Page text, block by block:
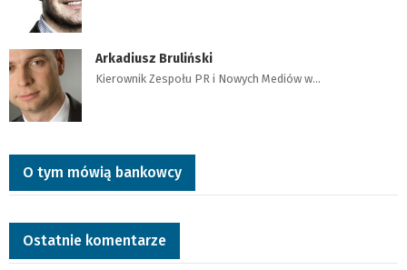
Arkadiusz Bruliński
Kierownik Zespołu PR i Nowych Mediów w…
O tym mówią bankowcy
Ostatnie komentarze